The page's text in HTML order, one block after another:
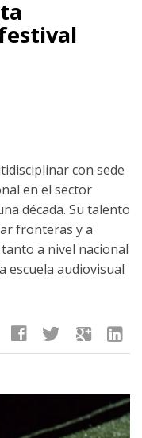
con sede
en el sector
década. Su talento
fronteras y a
a nivel nacional
escuela audiovisual
facebook twitter google linkedin